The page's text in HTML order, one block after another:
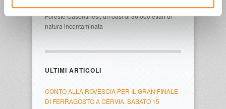
Campigna e versante romagnolo del Parco delle
Foreste Casentinesi, un’oasi di 36.000 ettari di
natura incontaminata
ULTIMI ARTICOLI
CONTO ALLA ROVESCIA PER IL GRAN FINALE
DI FERRAGOSTO A CERVIA. SABATO 15